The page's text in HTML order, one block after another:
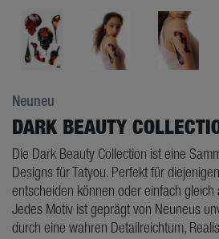
Neuneu
DARK BEAUTY
Die Dark Beauty Collection ist eine
Designs für Tatyou. Perfekt für
entscheiden können oder einfach
Jedes Motiv ist geprägt von Neuneus
durch eine wahren Detailreichtum,